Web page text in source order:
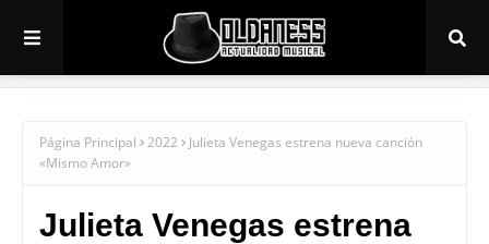
Página Principal 2022
Julieta Venegas estrena nueva canción
«Mismo Amor»
Julieta Venegas estrena